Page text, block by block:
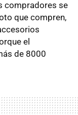
compradores se
que compren,
el
de 8000